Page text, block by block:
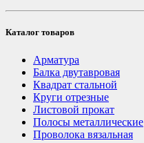
Каталог товаров
Арматура
Балка двутавровая
Квадрат стальной
Круги отрезные
Листовой прокат
Полосы металлические
Проволока вязальная